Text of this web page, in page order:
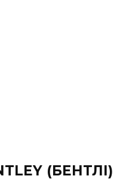
(БЕНТЛІ)